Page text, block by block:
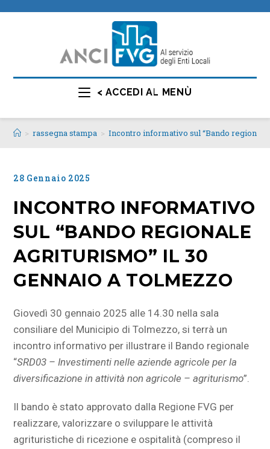
< ACCEDI AL MENÙ
> rassegna stampa > Incontro informativo sul “Bando
28 Gennaio 2025
INCONTRO INFORMATIVO
SUL “BANDO REGIONALE
AGRITURISMO” IL 30
GENNAIO A TOLMEZZO
Giovedì 30 gennaio 2025 alle 14.30 nella sala
consiliare del Municipio di Tolmezzo, si terrà un
incontro informativo per illustrare il Bando regionale
“SRD03 – Investimenti nelle aziende agricole per la
diversificazione in attività non agricole – agriturismo”.
Il bando è stato approvato dalla Regione FVG per
realizzare, valorizzare o sviluppare le attività
agrituristiche di ricezione e ospitalità (compreso il